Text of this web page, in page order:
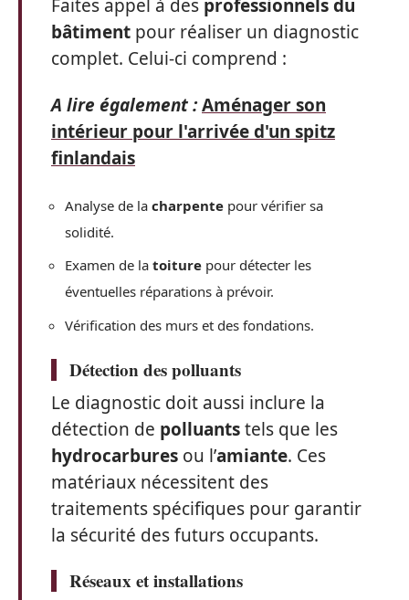
Faites appel à des professionnels du
bâtiment pour réaliser un diagnostic
complet. Celui-ci comprend :
A lire également :Aménager son
intérieur pour l'arrivée d'un spitz
finlandais
Analyse de la charpente pour vérifier sa
solidité.
Examen de la toiture pour détecter les
éventuelles réparations à prévoir.
Vérification des murs et des fondations.
Détection des polluants
Le diagnostic doit aussi inclure la
détection de polluantstels que les
hydrocarbures ou l’amiante. Ces
matériaux nécessitent des
traitements spécifiques pour garantir
la sécurité des futurs occupants.
Réseaux et installations